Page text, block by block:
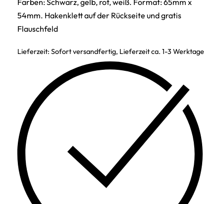
Farben: Schwarz, gelb, rot, weiß. Format: 65mm x
54mm. Hakenklett auf der Rückseite und gratis
Flauschfeld
Lieferzeit: Sofort versandfertig, Lieferzeit ca. 1-3 Werktage